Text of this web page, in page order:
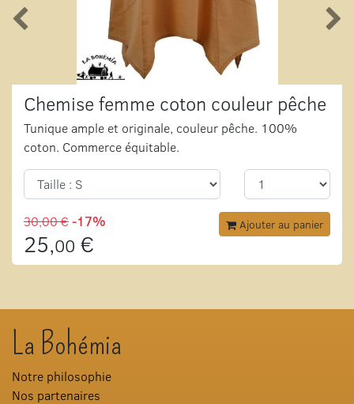
Chemise femme coton couleur pêche
Tunique ample et originale, couleur pêche. 100%
coton. Commerce équitable.
30,00 €-17%
25,00 €
Ajouter au panier
La Bohémia
Notre philosophie
Nos partenaires